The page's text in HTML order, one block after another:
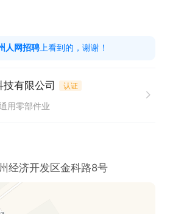
修工作经验，熟悉模具结构和工
的能力，能够迅速定位并修复模
人网招聘 上看到的，谢谢！
有限公司 认证
用零部件业
经济开发区金科路8号